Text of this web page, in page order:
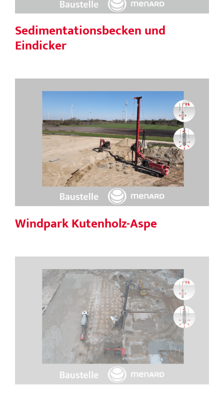
Sedimentationsbecken und
Eindicker
Windpark Kutenholz-Aspe
Windpark Kutenholz-Aspe
Kongresshalle Nürnberg